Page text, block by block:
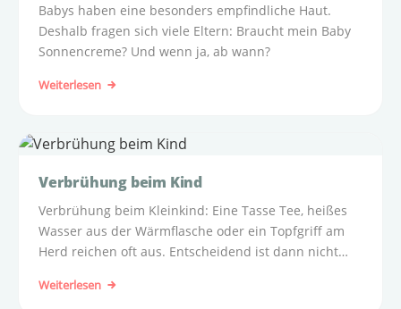
Babys haben eine besonders empfindliche Haut.
Deshalb fragen sich viele Eltern: Braucht mein Baby
Sonnencreme? Und wenn ja, ab wann?
Weiterlesen
Verbrühung beim Kind
Verbrühung beim Kleinkind: Eine Tasse Tee, heißes
Wasser aus der Wärmflasche oder ein Topfgriff am
Herd reichen oft aus. Entscheidend ist dann nicht
Weiterlesen